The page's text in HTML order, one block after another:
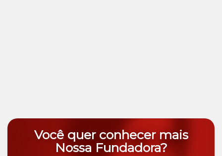
Você quer conhecer mais
Nossa Fundadora?